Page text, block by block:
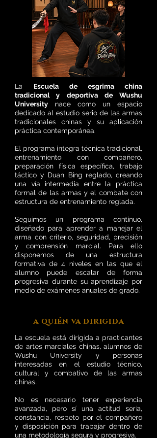
La Escuela de esgrima china
tradicional y deportiva de Wushu
University nace como un espacio
dedicado al estudio serio de las armas
tradicionales chinas y su aplicación
práctica contemporánea.
El programa integra técnica tradicional,
entrenamiento con compañero,
preparación física específica, trabajo
táctico y Duan Bing reglado, creando
una vía intermedia entre la práctica
formal de las armas y el combate con
estructura de entrenamiento reglada.
Seguimos un programa continuo,
diseñado para aprender a manejar el
arma con criterio, seguridad, precisión
y comprensión marcial. Para ello
disponemos de una estructura
formativa de 4 niveles en las que el
alumno puede escalar de forma
progresiva durante su aprendizaje por
medio de exámenes anuales de grado.
a quién va dirigida
La escuela está dirigida a practicantes
de artes marciales chinas, alumnos de
Wushu University y personas
interesadas en el estudio técnico,
cultural y combativo de las armas
chinas.
No es necesario tener experiencia
avanzada, pero sí una actitud seria,
constancia, respeto por el compañero
y disposición para trabajar dentro de
una metodología segura y progresiva.